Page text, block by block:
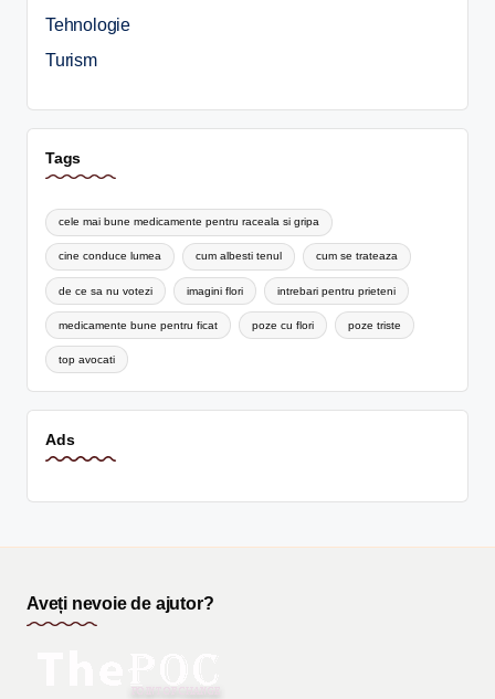
Tehnologie
Turism
Tags
cele mai bune medicamente pentru raceala si gripa
cine conduce lumea cum albesti tenul cum se trateaza
de ce sa nu votezi imagini flori intrebari pentru prieteni
medicamente bune pentru ficat poze cu flori poze triste
top avocati
Ads
Aveți nevoie de ajutor?